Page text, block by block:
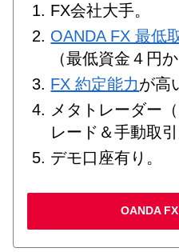
FX会社大手。
OANDA FX 最低
（最低資金４円
FX 約定能力が高
メタトレーダー
レード＆手動取引
デモ口座有り。
OANDA